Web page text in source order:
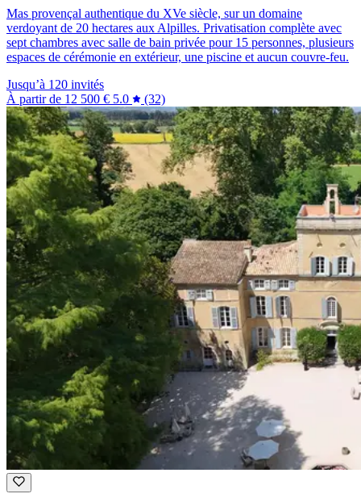
Mas provençal authentique du XVe siècle, sur un domaine
verdoyant de 20 hectares aux Alpilles. Privatisation complète avec
sept chambres avec salle de bain privée pour 15 personnes, plusieurs
espaces de cérémonie en extérieur, une piscine et aucun couvre-feu.
Jusqu’à 120 invités
À partir de 12 500 € 5.0 (32)